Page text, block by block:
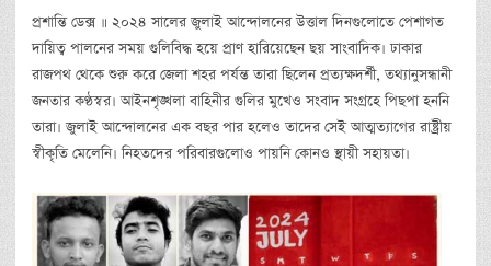
প্রশান্তি ডেক্স ॥ ২০২৪ সালের জুলাই আন্দোলনের উত্তাল দিনগুলোতে পেশাগত
দায়িত্ব পালনের সময় গুলিবিদ্ধ হয়ে প্রাণ হারিয়েছেন ছয় সাংবাদিক। ঢাকার
রাজপথ থেকে শুরু করে জেলা শহর পর্যন্ত তারা ছিলেন প্রত্যক্ষদর্শী, তথ্যানুসন্ধানী
জনতার কণ্ঠস্বর। আইনশৃঙ্খলা বাহিনীর গুলির মুখেও সংবাদ সংগ্রহে পিছপা হননি
তারা। জুলাই আন্দোলনের এক বছর পার হলেও তাদের সেই আত্মত্যাগের রাষ্ট্রীয়
স্বীকৃতি মেলেনি। নিহতদের পরিবারগুলোও পায়নি কোনও স্থায়ী সহায়তা।